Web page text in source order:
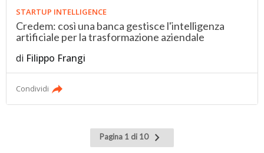
STARTUP INTELLIGENCE
Credem: così una banca gestisce l'intelligenza
artificiale per la trasformazione aziendale
di Filippo Frangi
Condividi
Pagina 1 di 10 Pagina
successiva